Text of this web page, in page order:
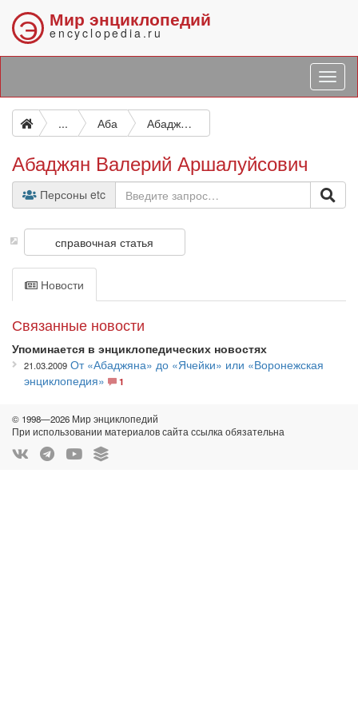
Э Мир энциклопедий
encyclopedia.ru
... Аба Абаджян Валерий Аршалуйсович
Абаджян Валерий Аршалуйсович
Персоны etc
справочная статья
Новости
Связанные новости
Упоминается в энциклопедических новостях
21.03.2009 От «Абаджяна» до «Ячейки» или «Воронежская
энциклопедия»
1
© 1998—2026 Мир энциклопедий
При использовании материалов сайта ссылка обязательна